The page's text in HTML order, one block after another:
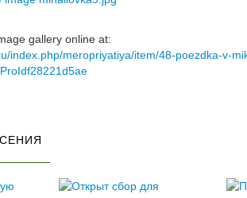
gallery online at:
index.php/meropriyatiya/item/48-poezdka-v-